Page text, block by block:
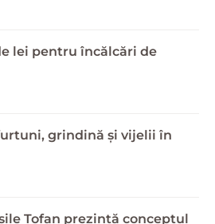
lei pentru încălcări de
grindină și vijelii în
Tofan prezintă conceptul